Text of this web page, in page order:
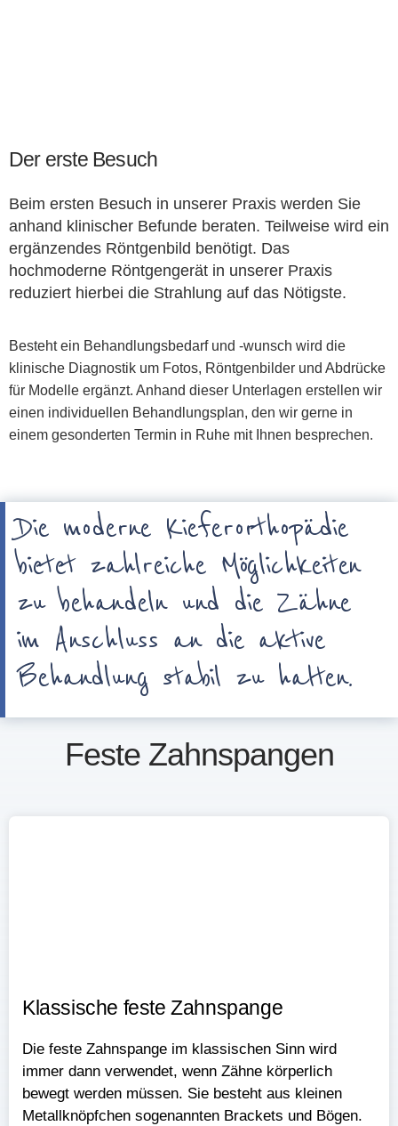
Der erste Besuch
Beim ersten Besuch in unserer Praxis werden Sie
anhand klinischer Befunde beraten. Teilweise wird ein
ergänzendes Röntgenbild benötigt. Das
hochmoderne Röntgengerät in unserer Praxis
reduziert hierbei die Strahlung auf das Nötigste.
Besteht ein Behandlungsbedarf und -wunsch wird die
klinische Diagnostik um Fotos, Röntgenbilder und Abdrücke
für Modelle ergänzt. Anhand dieser Unterlagen erstellen wir
einen individuellen Behandlungsplan, den wir gerne in
einem gesonderten Termin in Ruhe mit Ihnen besprechen.
Die moderne Kieferorthopädie
bietet zahlreiche Möglichkeiten
zu behandeln und die Zähne
im Anschluss an die aktive
Behandlung stabil zu halten.
Feste Zahnspangen
Klassische feste Zahnspange ​​
Die feste Zahnspange im klassischen Sinn wird
immer dann verwendet, wenn Zähne körperlich
bewegt werden müssen. Sie besteht aus kleinen
Metallknöpfchen sogenannten Brackets und Bögen.